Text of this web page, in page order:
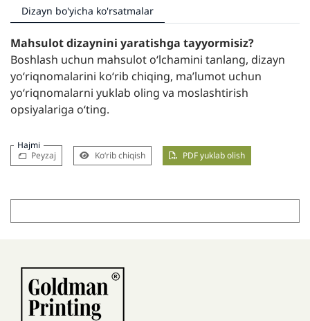
Dizayn bo'yicha ko'rsatmalar
Mahsulot dizaynini yaratishga tayyormisiz?
Boshlash uchun mahsulot oʻlchamini tanlang, dizayn
yoʻriqnomalarini koʻrib chiqing, maʼlumot uchun
yoʻriqnomalarni yuklab oling va moslashtirish
opsiyalariga oʻting.
Hajmi
Peyzaj
Ko‘rib chiqish PDF yuklab olish